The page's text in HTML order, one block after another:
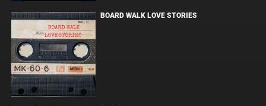
BOARD WALK LOVE STORIES